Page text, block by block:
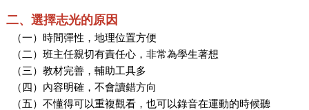
二、選擇志光的原因
（一）時間彈性，地理位置方便
（二）班主任親切有責任心，非常為學生著想
（三）教材完善，輔助工具多
（四）內容明確，不會讀錯方向
（五）不懂得可以重複觀看，也可以錄音在運動的時候聽